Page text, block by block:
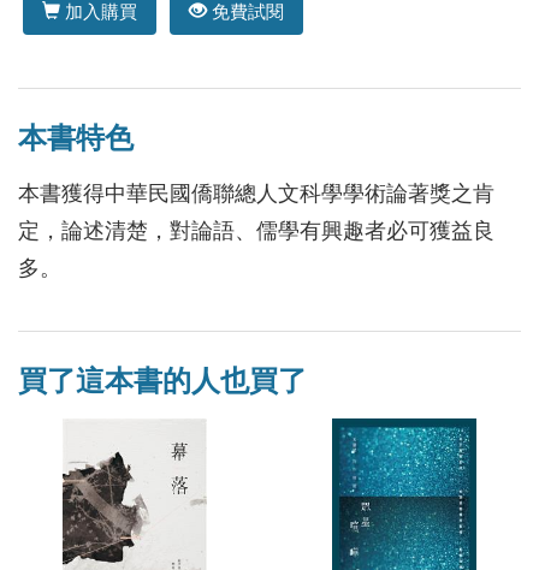
加入購買 免費試閱
本書特色
本書獲得中華民國僑聯總人文科學學術論著獎之肯
定，論述清楚，對論語、儒學有興趣者必可獲益良
多。
買了這本書的人也買了